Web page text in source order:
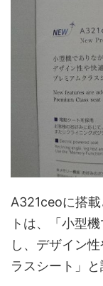
A321ceoに搭
トは、「小型
し、デザイン
ラスシート」と